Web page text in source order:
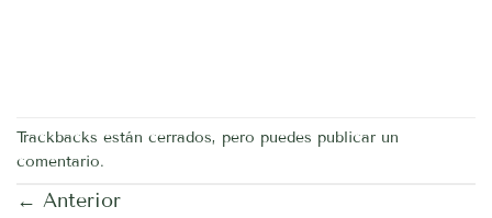
Trackbacks están cerrados, pero puedes publicar un
comentario.
← Anterior